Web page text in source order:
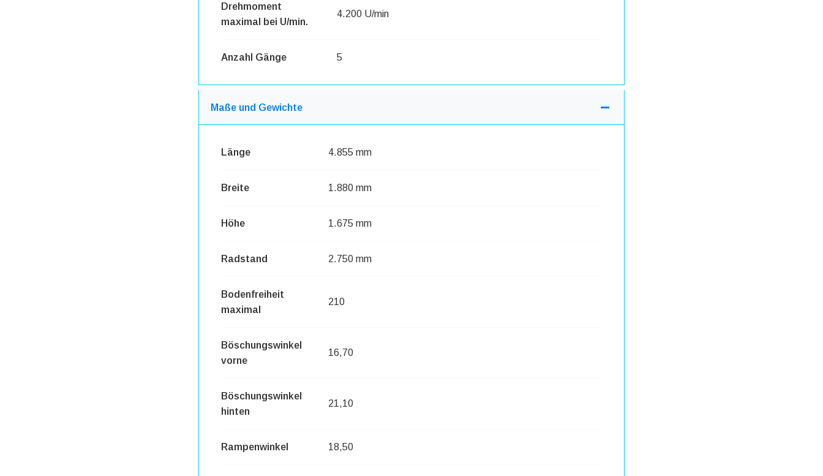
Drehmoment
maximal bei U/min.
4.200 U/min
Anzahl Gänge 5
Maße und Gewichte
Länge 4.855 mm
Breite 1.880 mm
Höhe 1.675 mm
Radstand 2.750 mm
Bodenfreiheit
maximal
210
Böschungswinkel
vorne
16,70
Böschungswinkel
hinten
21,10
Rampenwinkel 18,50